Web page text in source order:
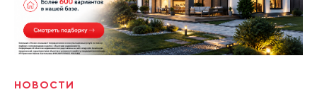
НОВОСТИ